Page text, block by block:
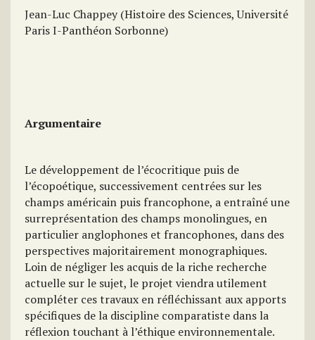
Jean-Luc Chappey (Histoire des Sciences, Université
Paris I-Panthéon Sorbonne)
Argumentaire
Le développement de l’écocritique puis de
l’écopoétique, successivement centrées sur les
champs américain puis francophone, a entraîné une
surreprésentation des champs monolingues, en
particulier anglophones et francophones, dans des
perspectives majoritairement monographiques.
Loin de négliger les acquis de la riche recherche
actuelle sur le sujet, le projet viendra utilement
compléter ces travaux en réfléchissant aux apports
spécifiques de la discipline comparatiste dans la
réflexion touchant à l’éthique environnementale.